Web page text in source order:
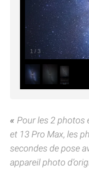
1 /3
Pour les 2 photos
et 13 Pro Max, les
secondes de pose
appareil photo